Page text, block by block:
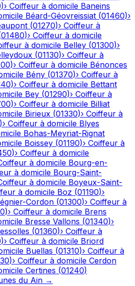
)› Coiffeur à domicile Baneins
Béard-Géovreissiat (01460)›
(01270)› Coiffeur à
01480)› Coiffeur à domicile
à domicile Belley (01300)›
(01130)› Coiffeur à
)› Coiffeur à domicile Bénonces
Bény (01370)› Coiffeur à
)› Coiffeur à domicile Bettant
Bey (01290)› Coiffeur à
)› Coiffeur à domicile Billiat
Birieux (01330)› Coiffeur à
)› Coiffeur à domicile Blyes
Bohas-Meyriat-Rignat
Boissey (01190)› Coiffeur à
)› Coiffeur à domicile
à domicile Bourg-en-
à domicile Bourg-Saint-
à domicile Boyeux-Saint-
à domicile Boz (01190)›
Cordon (01300)› Coiffeur à
)› Coiffeur à domicile Brens
Bresse Vallons (01340)›
(01360)› Coiffeur à
)› Coiffeur à domicile Briord
Buellas (01310)› Coiffeur à
)› Coiffeur à domicile Cerdon
Certines (01240)
du Ain →